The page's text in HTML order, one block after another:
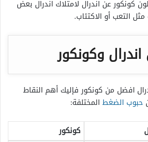
كونكور عن اندرال لامتلاك اندرال بعض
مثل التعب أو الاكتئاب.
وكونكور
افضل من كونكور فإليك أهم النقاط
حبوب الضغط المختلفة:
كونكور